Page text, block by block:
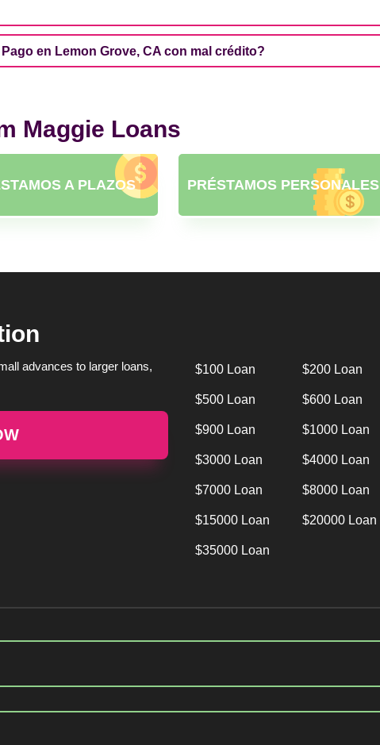
en Lemon Grove, CA con mal crédito?
Maggie Loans
A PLAZOS PRÉSTAMOS PERSONALES
advances to larger loans,
$100 Loan $200 Loan
$500 Loan $600 Loan
$900 Loan $1000 Loan
$3000 Loan $4000 Loan
$7000 Loan $8000 Loan
$15000 Loan $20000 Loan
$35000 Loan